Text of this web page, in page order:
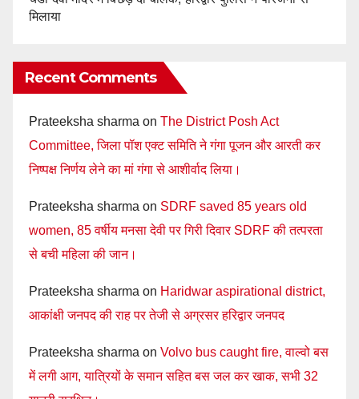
मिलाया
Recent Comments
Prateeksha sharma on The District Posh Act
Committee, जिला पॉश एक्ट समिति ने गंगा पूजन और आरती कर
निष्पक्ष निर्णय लेने का मां गंगा से आशीर्वाद लिया।
Prateeksha sharma on SDRF saved 85 years old
women, 85 वर्षीय मनसा देवी पर गिरी दिवार SDRF की तत्परता
से बची महिला की जान।
Prateeksha sharma on Haridwar aspirational district,
आकांक्षी जनपद की राह पर तेजी से अग्रसर हरिद्वार जनपद
Prateeksha sharma on Volvo bus caught fire, वाल्वो बस
में लगी आग, यात्रियों के समान सहित बस जल कर खाक, सभी 32